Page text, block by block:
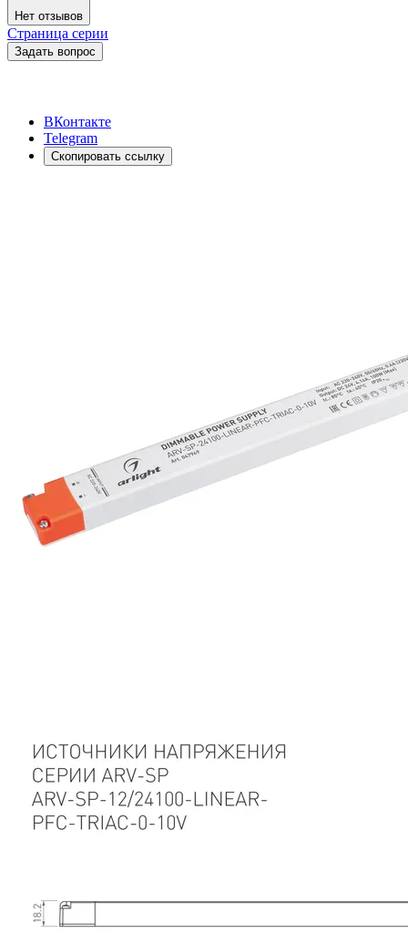
Нет отзывов
Страница серии
Задать вопрос
ВКонтакте
Telegram
Скопировать ссылку